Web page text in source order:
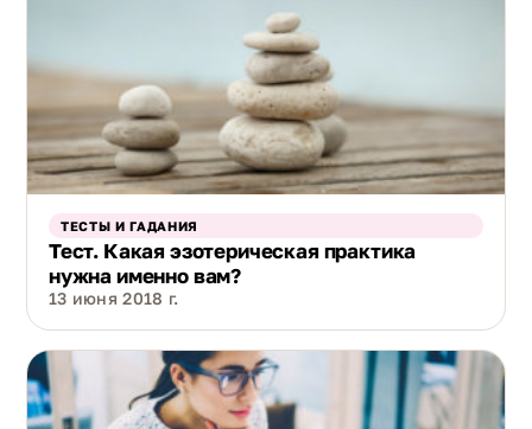
ТЕСТЫ И ГАДАНИЯ
Тест. Какая эзотерическая практика
нужна именно вам?
13 июня 2018 г.